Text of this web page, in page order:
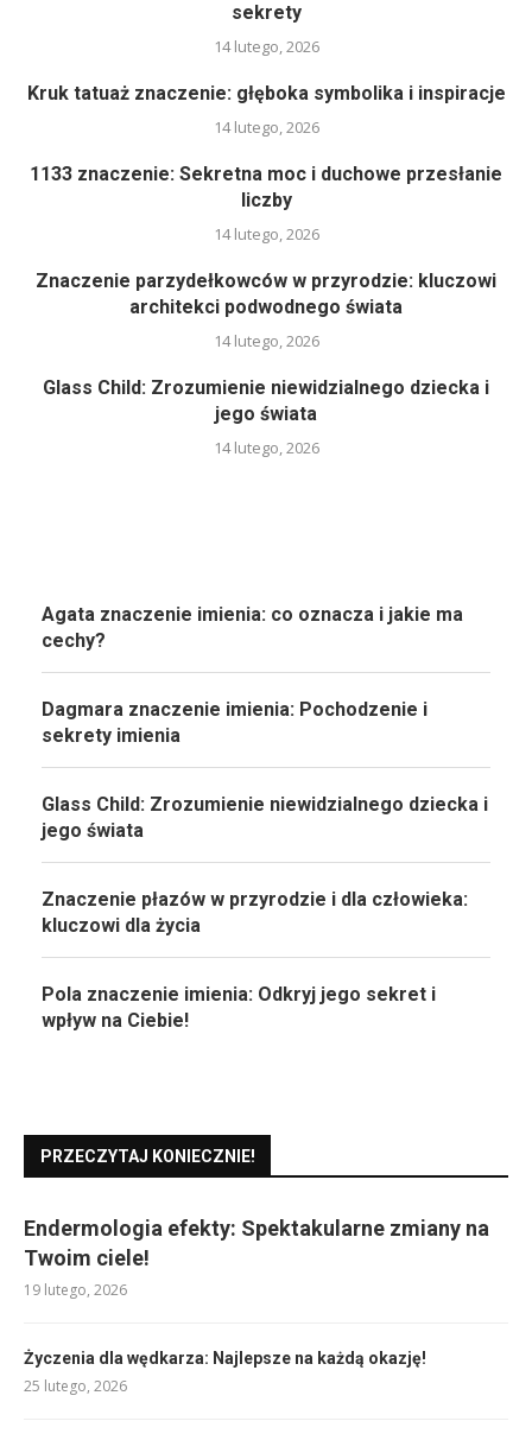
sekrety
14 lutego, 2026
Kruk tatuaż znaczenie: głęboka symbolika i inspiracje
14 lutego, 2026
1133 znaczenie: Sekretna moc i duchowe przesłanie
liczby
14 lutego, 2026
Znaczenie parzydełkowców w przyrodzie: kluczowi
architekci podwodnego świata
14 lutego, 2026
Glass Child: Zrozumienie niewidzialnego dziecka i
jego świata
14 lutego, 2026
Agata znaczenie imienia: co oznacza i jakie ma
cechy?
Dagmara znaczenie imienia: Pochodzenie i
sekrety imienia
Glass Child: Zrozumienie niewidzialnego dziecka i
jego świata
Znaczenie płazów w przyrodzie i dla człowieka:
kluczowi dla życia
Pola znaczenie imienia: Odkryj jego sekret i
wpływ na Ciebie!
PRZECZYTAJ KONIECZNIE!
Endermologia efekty: Spektakularne zmiany na
Twoim ciele!
19 lutego, 2026
Życzenia dla wędkarza: Najlepsze na każdą okazję!
25 lutego, 2026